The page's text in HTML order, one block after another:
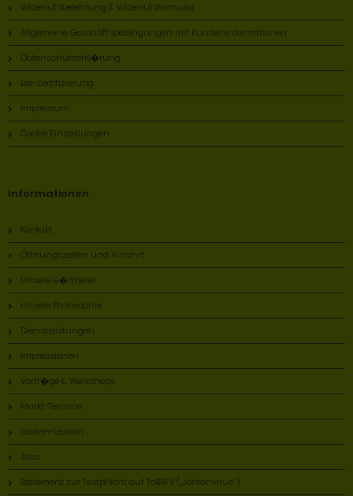
Widerrufsbelehrung & Widerrufsformular
Allgemeine Geschäftsbedingungen mit Kundeninformationen
Datenschutzerkl�rung
Bio-Zertifizierung
Impressum
Cookie Einstellungen
Informationen
Kontakt
Öffnungszeiten und Anfahrt
Unsere G�rtnerei
Unsere Philosophie
Dienstleistungen
Impressionen
Vortr�ge & Workshops
Markt-Termine
Garten-Lexikon
Jobs
Statement zur Testpflicht auf ToBRFV („Jordanvirus“)